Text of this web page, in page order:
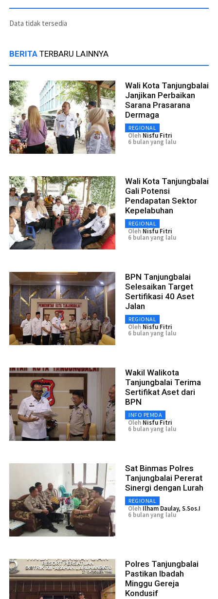
Data tidak tersedia
BERITA TERBARU LAINNYA
Wali Kota Tanjungbalai
Janjikan Perbaikan
Sarana Prasarana
Dermaga
REGIONAL
Oleh Nisfu Fitri
6 bulan yang lalu
Wali Kota Tanjungbalai
Gali Potensi
Pendapatan Sektor
Kepelabuhan
REGIONAL
Oleh Nisfu Fitri
6 bulan yang lalu
BPN Tanjungbalai
Selesaikan Target
Sertifikasi 40 Aset
Jalan
REGIONAL
Oleh Nisfu Fitri
6 bulan yang lalu
Wakil Walikota
Tanjungbalai Terima
Sertifikat Aset dari
BPN
INFO PEMDA
Oleh Nisfu Fitri
6 bulan yang lalu
Sat Binmas Polres
Tanjungbalai Pererat
Sinergi dengan Lurah
REGIONAL
Oleh Ilham Daulay, S.Sos.I
6 bulan yang lalu
Polres Tanjungbalai
Pastikan Ibadah
Minggu Gereja
Kondusif